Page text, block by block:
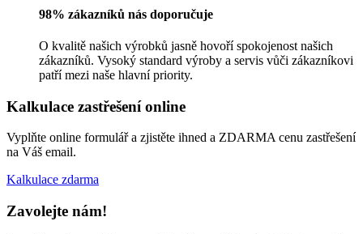
98% zákazníků nás doporučuje
O kvalitě našich výrobků jasně hovoří spokojenost našich
zákazníků. Vysoký standard výroby a servis vůči zákazníkovi
patří mezi naše hlavní priority.
Kalkulace zastřešení online
Vyplňte online formulář a zjistěte ihned a ZDARMA cenu zastřešení
na Váš email.
Kalkulace zdarma
Zavolejte nám!